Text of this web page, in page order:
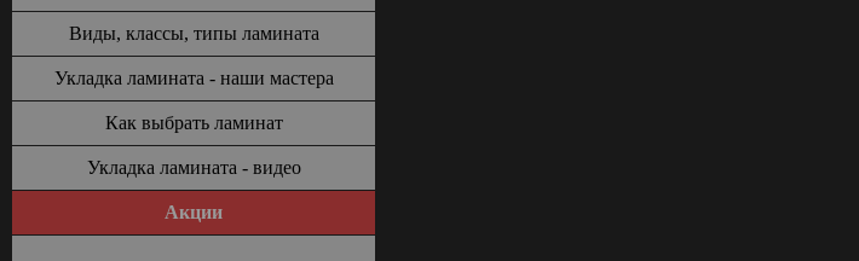
Виды, классы, типы ламината
Укладка ламината - наши мастера
Как выбрать ламинат
Укладка ламината - видео
Акции